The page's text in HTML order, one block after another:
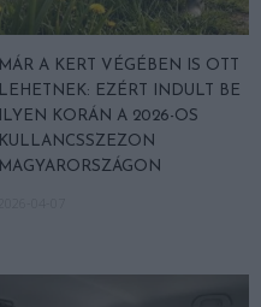
MÁR A KERT VÉGÉBEN IS OTT
LEHETNEK: EZÉRT INDULT BE
ILYEN KORÁN A 2026-OS
KULLANCSSZEZON
MAGYARORSZÁGON